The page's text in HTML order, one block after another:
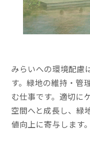
みらいへの環境配慮
す。緑地の維持・管
む仕事です。適切に
空間へと成長し、緑
値向上に寄与します。